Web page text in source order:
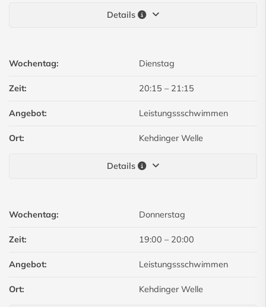
Details
Wochentag: Dienstag
Zeit: 20:15 – 21:15
Angebot: Leistungssschwimmen
Ort: Kehdinger Welle
Details
Wochentag: Donnerstag
Zeit: 19:00 – 20:00
Angebot: Leistungssschwimmen
Ort: Kehdinger Welle